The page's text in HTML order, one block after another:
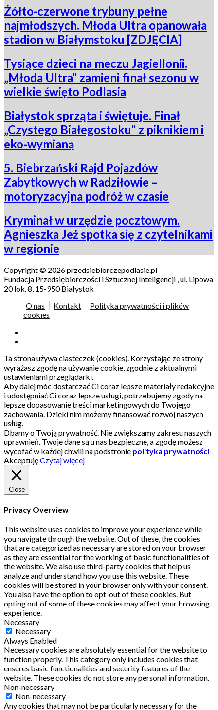
Żółto-czerwone trybuny pełne
najmłodszych. Młoda Ultra opanowała
stadion w Białymstoku [ZDJĘCIA]
Tysiące dzieci na meczu Jagiellonii.
„Młoda Ultra” zamieni finał sezonu w
wielkie święto Podlasia
Białystok sprząta i świętuje. Finał
„Czystego Białegostoku” z piknikiem i
eko-wymianą
5. Biebrzański Rajd Pojazdów
Zabytkowych w Radziłowie –
motoryzacyjna podróż w czasie
Kryminał w urzędzie pocztowym.
Agnieszka Jeż spotka się z czytelnikami
w regionie
Copyright © 2026 przedsiebiorczepodlasie.pl
Fundacja Przedsiębiorczości i Sztucznej Inteligencji , ul. Lipowa
20 lok. 8, 15-950 Białystok
O nas
Kontakt
Polityka prywatności i plików
cookies
Ta strona używa ciasteczek (cookies). Korzystając ze strony
wyrażasz zgodę na używanie cookie, zgodnie z aktualnymi
ustawieniami przeglądarki.
Aby dalej móc dostarczać Ci coraz lepsze materiały redakcyjne
i udostępniać Ci coraz lepsze usługi, potrzebujemy zgody na
lepsze dopasowanie treści marketingowych do Twojego
zachowania. Dzięki nim możemy finansować rozwój naszych
usług.
Dbamy o Twoją prywatność. Nie zwiększamy zakresu naszych
uprawnień. Twoje dane są u nas bezpieczne, a zgodę możesz
wycofać w każdej chwili na podstronie polityka prywatności
AkceptujęCzytaj więcej
Close
Privacy Overview
This website uses cookies to improve your experience while
you navigate through the website. Out of these, the cookies
that are categorized as necessary are stored on your browser
as they are essential for the working of basic functionalities of
the website. We also use third-party cookies that help us
analyze and understand how you use this website. These
cookies will be stored in your browser only with your consent.
You also have the option to opt-out of these cookies. But
opting out of some of these cookies may affect your browsing
experience.
Necessary
Necessary
Always Enabled
Necessary cookies are absolutely essential for the website to
function properly. This category only includes cookies that
ensures basic functionalities and security features of the
website. These cookies do not store any personal information.
Non-necessary
Non-necessary
Any cookies that may not be particularly necessary for the